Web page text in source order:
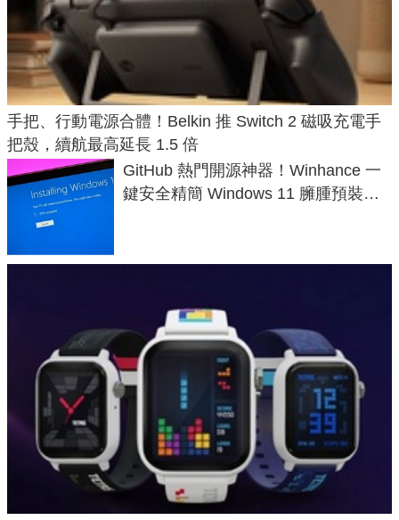
手把、行動電源合體！Belkin 推 Switch 2 磁吸充電手
把殼，續航最高延長 1.5 倍
GitHub 熱門開源神器！Winhance 一
鍵安全精簡 Windows 11 臃腫預裝軟